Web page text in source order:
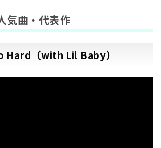
気曲・代表作
（with Lil Baby）